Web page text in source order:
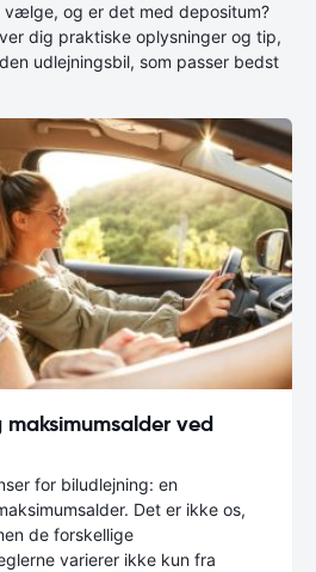
vælge, og er det med depositum?
dig praktiske oplysninger og tip,
udlejningsbil, som passer bedst
ved
for biludlejning: en
Det er ikke os,
de forskellige
varierer ikke kun fra